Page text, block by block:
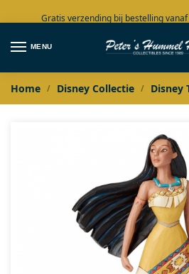
Gratis verzending bij bestelling vanaf
Grote collectie in
MENU
Home / Disney Collectie / Disney